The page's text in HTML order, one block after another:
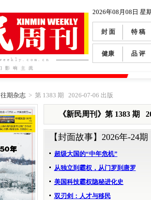
2026年08月08日 星
封 面 特 稿
健康 品 评
往期杂志> 第 1383 期 2026-07-06 出版
《新民周刊》第 1383 期
【封面故事】 2026年-24期
超级大国的“中年危机”
从独立到霸权，从门罗到唐罗
美国科技霸权隐秘进化史
双刃剑：人才与移民